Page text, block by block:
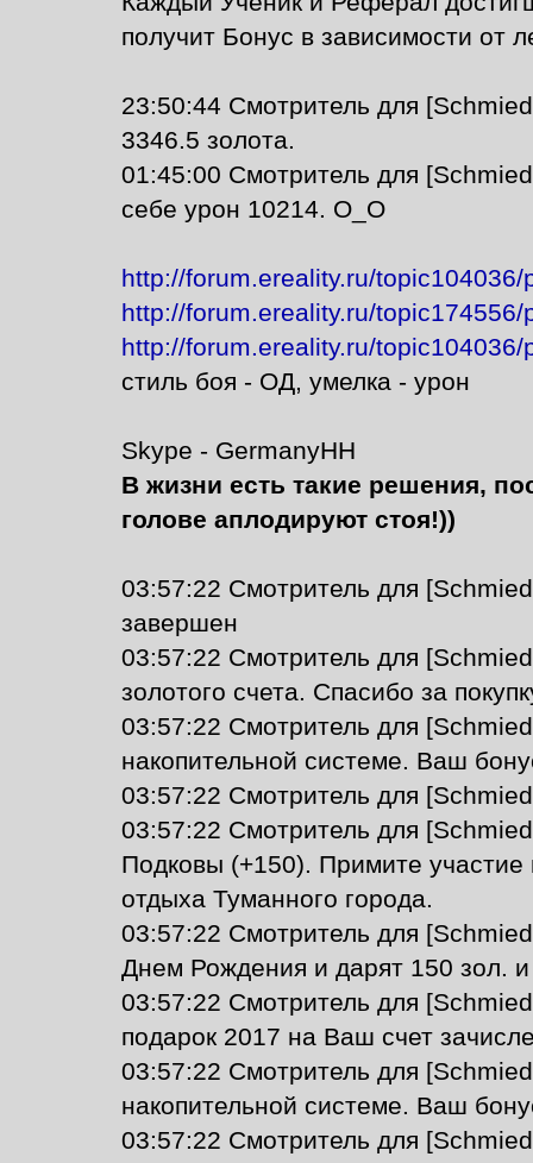
получит Бонус в зависимости от
23:50:44 Смотритель для
3346.5 золота.
01:45:00 Смотритель для
себе урон 10214. О_О
http://forum.ereality.ru/topic104036/
http://forum.ereality.ru/topic174556/
http://forum.ereality.ru/topic104036/
стиль боя - ОД, умелка - урон
Skype - GermanyHH
В жизни есть такие решения,
голове аплодируют стоя!))
03:57:22 Смотритель для
завершен
03:57:22 Смотритель для
золотого счета. Спасибо за
03:57:22 Смотритель для
накопительной системе. Ваш
03:57:22 Смотритель для
03:57:22 Смотритель для
Подковы (+150). Примите участие
отдыха Туманного города.
03:57:22 Смотритель для
Днем Рождения и дарят 150 зол.
03:57:22 Смотритель для
подарок 2017 на Ваш счет
03:57:22 Смотритель для
накопительной системе. Ваш
03:57:22 Смотритель для